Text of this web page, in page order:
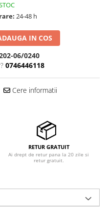
24-48 h
IN COS
06/0240
0746446118
Cere informatii
RETUR GRATUIT
Ai drept de retur pana la 20 zile si
retur gratuit.